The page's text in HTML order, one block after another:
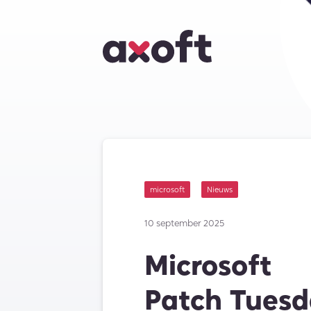
microsoft Nieuws
10 september 2025
Microsoft
Patch